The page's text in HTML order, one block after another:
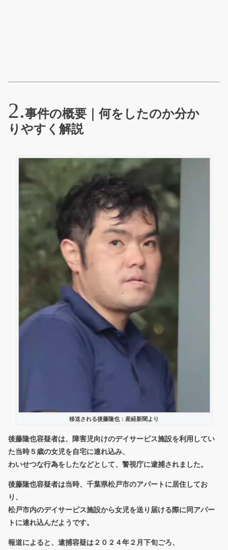
事件の概要｜何をしたのか分か
りやすく解説
移送される後藤隆也：産経新聞より
後藤隆也容疑者は、障害児向けのデイサービス施設を利用してい
た当時５歳の女児を自宅に連れ込み、
わいせつな行為をしたなどとして、警視庁に逮捕されました。
後藤隆也容疑者は当時、千葉県松戸市のアパートに居住してお
り、
松戸市内のデイサービス施設から女児を送り届ける際に同アパー
トに連れ込んだようです。
報道によると、逮捕容疑は２０２４年２月下旬ごろ、